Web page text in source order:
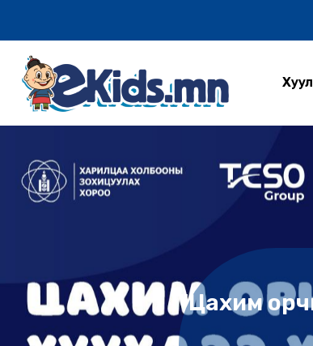
"Цахим